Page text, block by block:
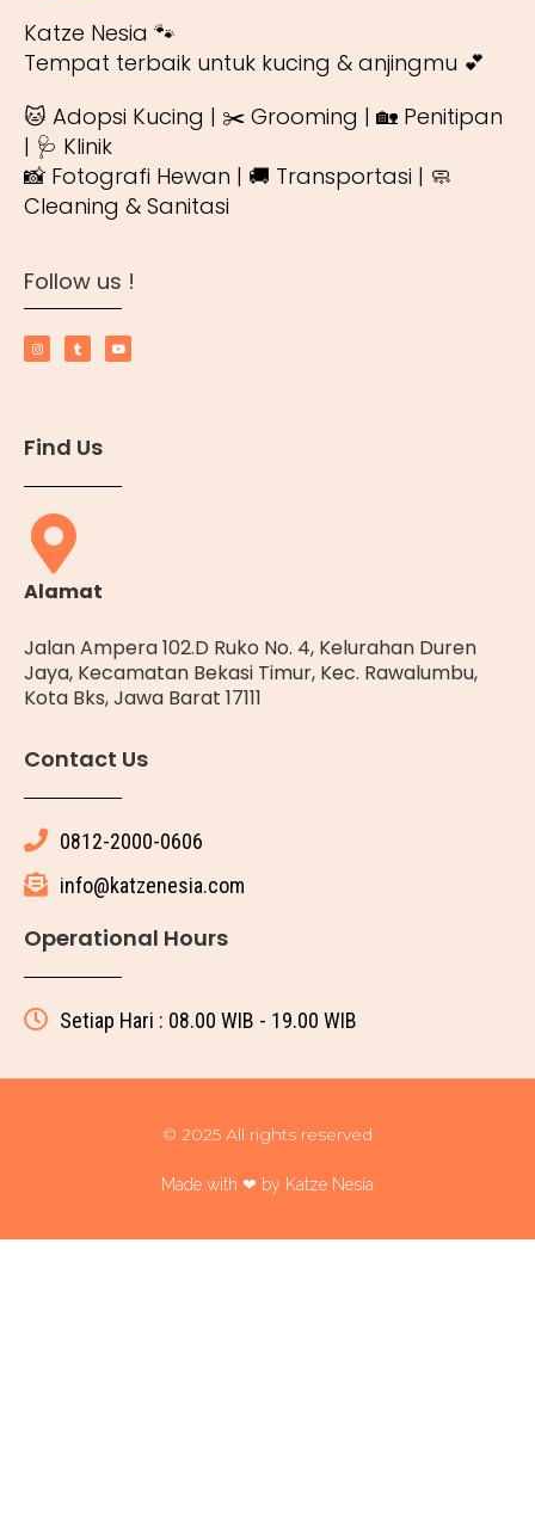
Katze Nesia 🐾
Tempat terbaik untuk kucing & anjingmu 💕
🐱 Adopsi Kucing | ✂️ Grooming | 🏡 Penitipan
| 🩺 Klinik
📸 Fotografi Hewan | 🚚 Transportasi | 🧼
Cleaning & Sanitasi
Follow us !
Find Us
Alamat
Jalan Ampera 102.D Ruko No. 4, Kelurahan Duren
Jaya, Kecamatan Bekasi Timur, Kec. Rawalumbu,
Kota Bks, Jawa Barat 17111
Contact Us
0812-2000-0606
info@katzenesia.com
Operational Hours
Setiap Hari : 08.00 WIB - 19.00 WIB
© 2025 All rights reserved
Made with ❤ by Katze Nesia